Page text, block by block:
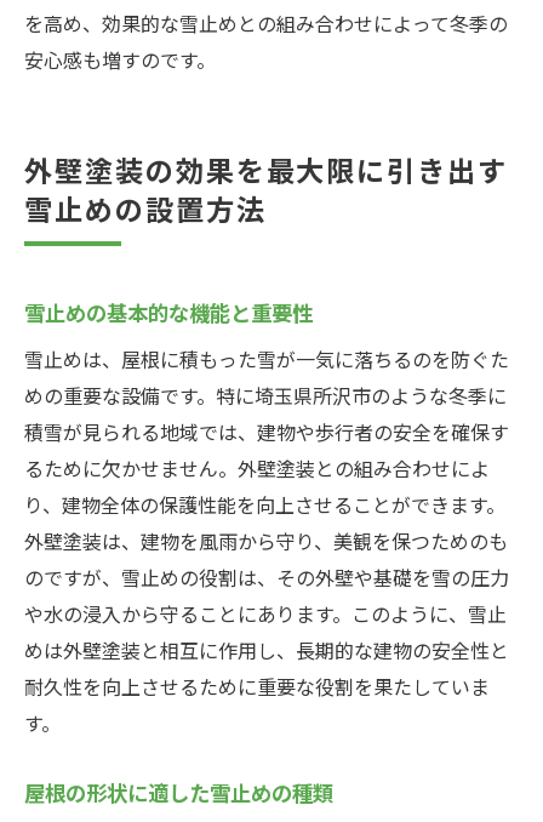
を高め、効果的な雪止めとの組み合わせによって冬季の
安心感も増すのです。
外壁塗装の効果を最大限に引き出す
雪止めの設置方法
雪止めの基本的な機能と重要性
雪止めは、屋根に積もった雪が一気に落ちるのを防ぐた
めの重要な設備です。特に埼玉県所沢市のような冬季に
積雪が見られる地域では、建物や歩行者の安全を確保す
るために欠かせません。外壁塗装との組み合わせによ
り、建物全体の保護性能を向上させることができます。
外壁塗装は、建物を風雨から守り、美観を保つためのも
のですが、雪止めの役割は、その外壁や基礎を雪の圧力
や水の浸入から守ることにあります。このように、雪止
めは外壁塗装と相互に作用し、長期的な建物の安全性と
耐久性を向上させるために重要な役割を果たしていま
す。
屋根の形状に適した雪止めの種類